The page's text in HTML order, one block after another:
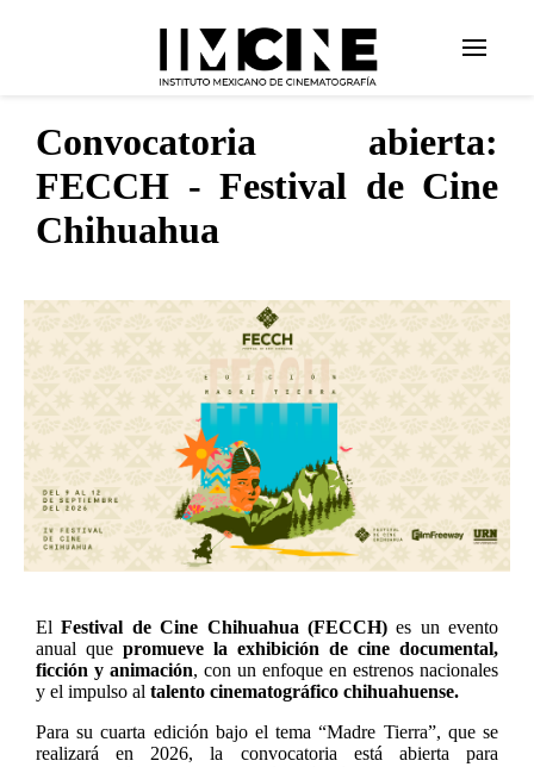
Convocatoria abierta:
FECCH - Festival de Cine
Chihuahua
ElFestival de Cine Chihuahua (FECCH)es un evento
anual que promueve la exhibición de cine documental,
ficción y animación, con un enfoque en estrenos nacionales
y el impulso al talento cinematográfico chihuahuense.
Para su cuarta edición bajo el tema “Madre Tierra”, que se
realizará en 2026, la convocatoria está abierta para